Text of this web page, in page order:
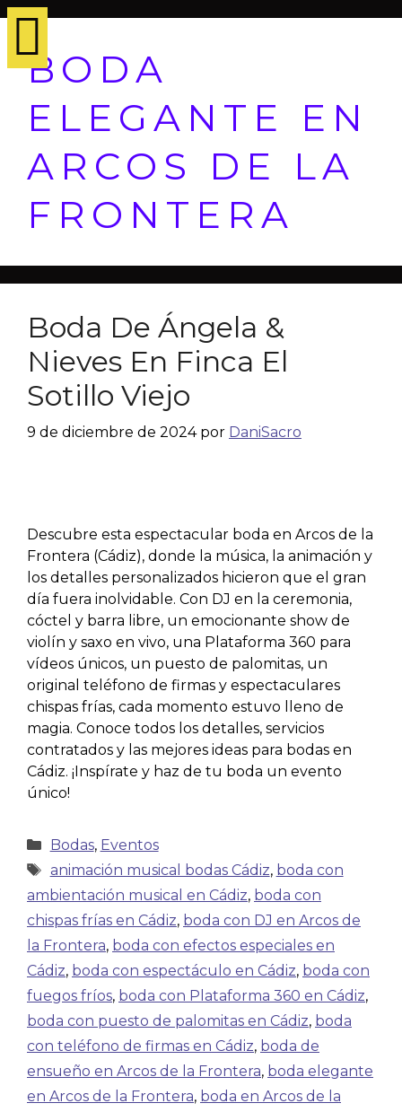
BODA
ELEGANTE EN
ARCOS DE LA
FRONTERA
Boda De Ángela &
Nieves En Finca El
Sotillo Viejo
9 de diciembre de 2024 por DaniSacro
Descubre esta espectacular boda en Arcos de la
Frontera (Cádiz), donde la música, la animación y
los detalles personalizados hicieron que el gran
día fuera inolvidable. Con DJ en la ceremonia,
cóctel y barra libre, un emocionante show de
violín y saxo en vivo, una Plataforma 360 para
vídeos únicos, un puesto de palomitas, un
original teléfono de firmas y espectaculares
chispas frías, cada momento estuvo lleno de
magia. Conoce todos los detalles, servicios
contratados y las mejores ideas para bodas en
Cádiz. ¡Inspírate y haz de tu boda un evento
único!
Bodas, Eventos
animación musical bodas Cádiz, boda con
ambientación musical en Cádiz, boda con
chispas frías en Cádiz, boda con DJ en Arcos de
la Frontera, boda con efectos especiales en
Cádiz, boda con espectáculo en Cádiz, boda con
fuegos fríos, boda con Plataforma 360 en Cádiz,
boda con puesto de palomitas en Cádiz, boda
con teléfono de firmas en Cádiz, boda de
ensueño en Arcos de la Frontera, boda elegante
en Arcos de la Frontera, boda en Arcos de la